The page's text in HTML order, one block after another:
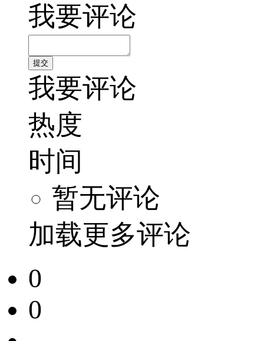
我要评论
我要评论
热度
时间
暂无评论
加载更多评论
0
0